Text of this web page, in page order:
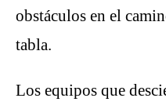
obstáculos en el
tabla.
Los equipos que